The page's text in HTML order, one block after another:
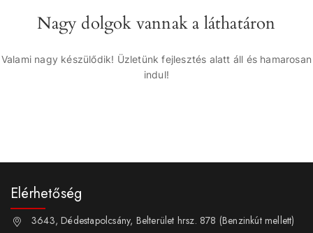
Nagy dolgok vannak a láthatáron
Valami nagy készülődik! Üzletünk fejlesztés alatt áll és hamarosan
indul!
Elérhetőség
3643, Dédestapolcsány, Belterület hrsz. 878 (Benzinkút mellett)